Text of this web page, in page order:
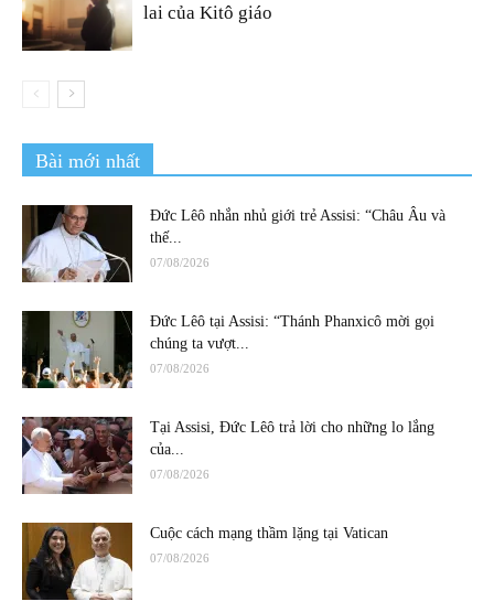
lai của Kitô giáo
Bài mới nhất
Đức Lêô nhắn nhủ giới trẻ Assisi: “Châu Âu và
thế...
07/08/2026
Đức Lêô tại Assisi: “Thánh Phanxicô mời gọi
chúng ta vượt...
07/08/2026
Tại Assisi, Đức Lêô trả lời cho những lo lắng
của...
07/08/2026
Cuộc cách mạng thầm lặng tại Vatican
07/08/2026